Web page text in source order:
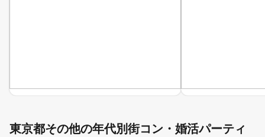
東京都その他の年代別街コン・婚活パーティ